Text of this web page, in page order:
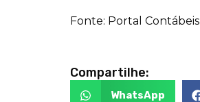
Fonte: Portal Contábeis
Compartilhe:
WhatsApp